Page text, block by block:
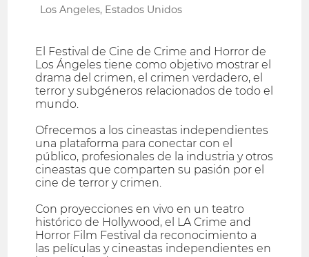
Los Angeles, Estados Unidos
El Festival de Cine de Crime and Horror de
Los Ángeles tiene como objetivo mostrar el
drama del crimen, el crimen verdadero, el
terror y subgéneros relacionados de todo el
mundo.
Ofrecemos a los cineastas independientes
una plataforma para conectar con el
público, profesionales de la industria y otros
cineastas que comparten su pasión por el
cine de terror y crimen.
Con proyecciones en vivo en un teatro
histórico de Hollywood, el LA Crime and
Horror Film Festival da reconocimiento a
las películas y cineastas independientes en